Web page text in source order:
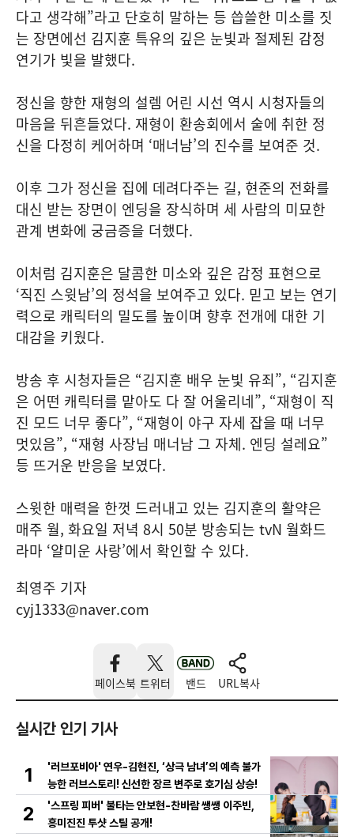
다고 생각해”라고 단호히 말하는 등 씁쓸한 미소를 짓
는 장면에선 김지훈 특유의 깊은 눈빛과 절제된 감정
연기가 빛을 발했다.
정신을 향한 재형의 설렘 어린 시선 역시 시청자들의
마음을 뒤흔들었다. 재형이 환송회에서 술에 취한 정
신을 다정히 케어하며 ‘매너남’의 진수를 보여준 것.
이후 그가 정신을 집에 데려다주는 길, 현준의 전화를
대신 받는 장면이 엔딩을 장식하며 세 사람의 미묘한
관계 변화에 궁금증을 더했다.
이처럼 김지훈은 달콤한 미소와 깊은 감정 표현으로
‘직진 스윗남’의 정석을 보여주고 있다. 믿고 보는 연기
력으로 캐릭터의 밀도를 높이며 향후 전개에 대한 기
대감을 키웠다.
방송 후 시청자들은 “김지훈 배우 눈빛 유죄”, “김지훈
은 어떤 캐릭터를 맡아도 다 잘 어울리네”, “재형이 직
진 모드 너무 좋다”, “재형이 야구 자세 잡을 때 너무
멋있음”, “재형 사장님 매너남 그 자체. 엔딩 설레요”
등 뜨거운 반응을 보였다.
스윗한 매력을 한껏 드러내고 있는 김지훈의 활약은
매주 월, 화요일 저녁 8시 50분 방송되는 tvN 월화드
라마 ‘얄미운 사랑’에서 확인할 수 있다.
최영주 기자
cyj1333@naver.com
페이스북 트위터 밴드 URL복사
실시간 인기 기사
1
'러브포비아' 연우-김현진, ‘상극 남녀’의 예측 불가
능한 러브스토리! 신선한 장르 변주로 호기심 상승!
2
'스프링 피버' 불타는 안보현-찬바람 쌩쌩 이주빈,
흥미진진 투샷 스틸 공개!